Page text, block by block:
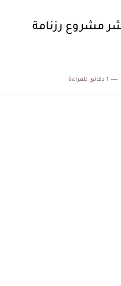
مشروع رزنامة
1 دقائق للقراءة